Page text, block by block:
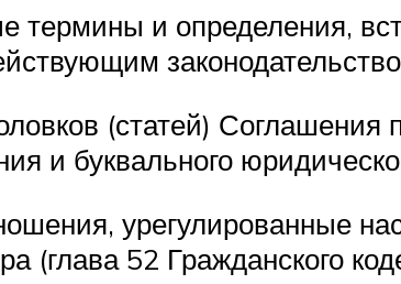
термины и определения,
(статей)
и буквального
урегулированные
(глава 52 Гражданского